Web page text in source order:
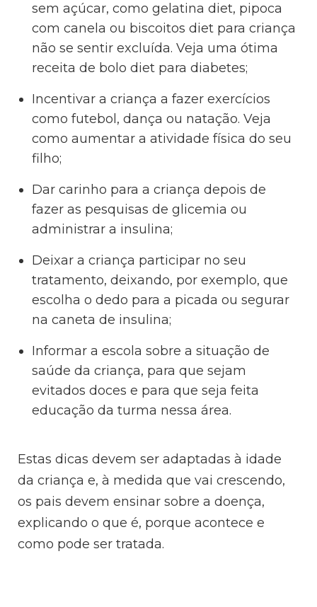
sem açúcar, como gelatina diet, pipoca
com canela ou biscoitos diet para criança
não se sentir excluída. Veja uma ótima
receita de bolo diet para diabetes;
Incentivar a criança a fazer exercícios
como futebol, dança ou natação. Veja
como aumentar a atividade física do seu
filho;
Dar carinho para a criança depois de
fazer as pesquisas de glicemia ou
administrar a insulina;
Deixar a criança participar no seu
tratamento, deixando, por exemplo, que
escolha o dedo para a picada ou segurar
na caneta de insulina;
Informar a escola sobre a situação de
saúde da criança, para que sejam
evitados doces e para que seja feita
educação da turma nessa área.
Estas dicas devem ser adaptadas à idade
da criança e, à medida que vai crescendo,
os pais devem ensinar sobre a doença,
explicando o que é, porque acontece e
como pode ser tratada.